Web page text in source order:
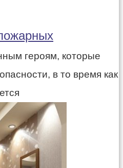
героям, которые
в то время как